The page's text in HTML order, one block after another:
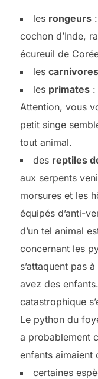
les rongeurs:
cochon d’Inde,
écureuil de
les carnivores
les primates:
Attention, vous
petit singe
tout animal.
des reptiles
aux serpents
morsures et les
équipés d’anti-
d’un tel animal
concernant les
s’attaquent pas
avez des
catastrophique
Le python du
a probablement
enfants aimaient
certaines